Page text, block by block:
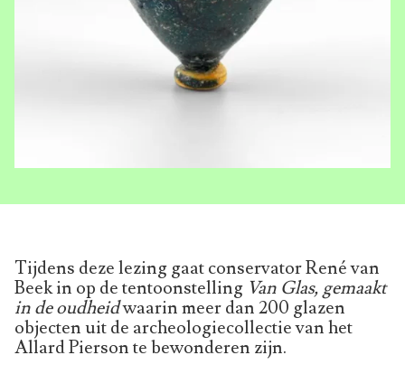
Tijdens deze lezing gaat conservator René van
Beek in op de tentoonstelling Van Glas, gemaakt
in de oudheidwaarin meer dan 200 glazen
objecten uit de archeologiecollectie van het
Allard Pierson te bewonderen zijn.